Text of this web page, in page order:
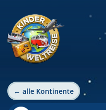
← alle Kontinente